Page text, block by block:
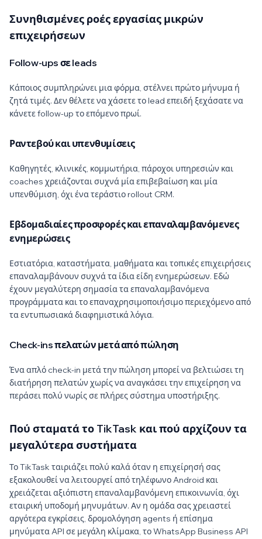
Συνηθισμένες ροές εργασίας μικρών
επιχειρήσεων
Follow-ups σε leads
Κάποιος συμπληρώνει μια φόρμα, στέλνει πρώτο μήνυμα ή
ζητά τιμές. Δεν θέλετε να χάσετε το lead επειδή ξεχάσατε να
κάνετε follow-up το επόμενο πρωί.
Ραντεβού και υπενθυμίσεις
Καθηγητές, κλινικές, κομμωτήρια, πάροχοι υπηρεσιών και
coaches χρειάζονται συχνά μία επιβεβαίωση και μία
υπενθύμιση, όχι ένα τεράστιο rollout CRM.
Εβδομαδιαίες προσφορές και επαναλαμβανόμενες
ενημερώσεις
Εστιατόρια, καταστήματα, μαθήματα και τοπικές επιχειρήσεις
επαναλαμβάνουν συχνά τα ίδια είδη ενημερώσεων. Εδώ
έχουν μεγαλύτερη σημασία τα επαναλαμβανόμενα
προγράμματα και το επαναχρησιμοποιήσιμο περιεχόμενο από
τα εντυπωσιακά διαφημιστικά λόγια.
Check-ins πελατών μετά από πώληση
Ένα απλό check-in μετά την πώληση μπορεί να βελτιώσει τη
διατήρηση πελατών χωρίς να αναγκάσει την επιχείρηση να
περάσει πολύ νωρίς σε πλήρες σύστημα υποστήριξης.
Πού σταματά το TikTask και πού αρχίζουν τα
μεγαλύτερα συστήματα
Το TikTask ταιριάζει πολύ καλά όταν η επιχείρησή σας
εξακολουθεί να λειτουργεί από τηλέφωνο Android και
χρειάζεται αξιόπιστη επαναλαμβανόμενη επικοινωνία, όχι
εταιρική υποδομή μηνυμάτων. Αν η ομάδα σας χρειαστεί
αργότερα εγκρίσεις, δρομολόγηση agents ή επίσημα
μηνύματα API σε μεγάλη κλίμακα, το WhatsApp Business API